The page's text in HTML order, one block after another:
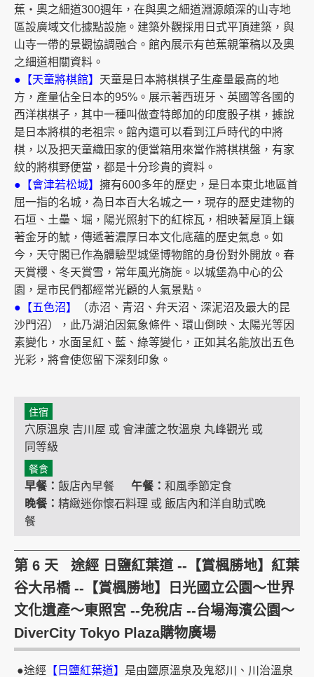
蕉・奧之細道300週年，在與奧之細道淵源頗深的山寺地
區設廣域文化據點設施。建築外觀採用日式平頂建築，與
山寺一帶的景觀協調融合。館內展示有芭蕉親筆稿以及奧
之細道相關資料。
●【天童將棋館】 天童是日本將棋棋子生產量最高的地
方，產量佔全日本的95%。展示著西班牙、英國等各國的
西洋棋棋子，其中一種叫做查特郎加的印度骰子棋，據說
是日本將棋的老祖宗。館內還可以看到江戶時代的中將
棋，以及把天童織田家的便當箱用來當作將棋棋盤，有家
紋的將棋野便當，都是十分珍貴的資料。
●【會津若松城】 擁有600多年的歷史，是日本東北地區首
屈一指的名城，為日本百大名城之一，現存的歷史建物的
石垣、土壘、堀，陽光照射下的紅棕瓦，相映著屋頂上鑲
著金牙的鯱，傳遞著濃厚日本文化底蘊的歷史氣息。如
今，天守閣已作為體驗型城堡博物館的身份對外開放。春
天賞櫻、冬天賞雪，常年風光旖旎。以城堡為中心的公
園，是市民們都經常光顧的人氣景點。
●【五色沼】
（赤沼、青沼、弁天沼、深泥沼及最大的昆
沙門沼），此乃湖泊因氣象條件、環山倒映、太陽光等因
素變化，水面呈紅、藍、綠等變化，正如其名能放出五色
光彩，將會使您留下深刻印象。
住宿
穴原溫泉 吉川屋 或 會津蘆之牧溫泉 丸峰觀光 或
同等級
餐食
早餐： 飯店內早餐 午餐： 和風季節定食
晚餐： 精緻迷你懷石料理 或 飯店內和洋自助式晚
餐
第 6 天 途經 日鹽紅葉道 --【賞楓勝地】紅葉
谷大吊橋 --【賞楓勝地】日光國立公園～世界
文化遺產～東照宮 --免稅店 --台場海濱公園～
DiverCity Tokyo Plaza購物廣場
●途經 【日鹽紅葉道】 是由鹽原溫泉及鬼怒川、川治溫泉